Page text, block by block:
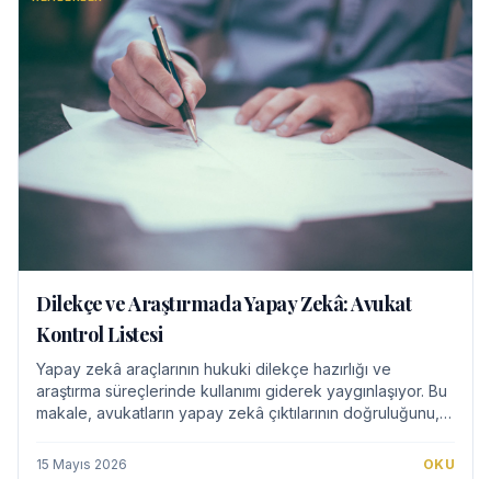
Dilekçe ve Araştırmada Yapay Zekâ: Avukat
Kontrol Listesi
Yapay zekâ araçlarının hukuki dilekçe hazırlığı ve
araştırma süreçlerinde kullanımı giderek yaygınlaşıyor. Bu
makale, avukatların yapay zekâ çıktılarının doğruluğunu,
15 Mayıs 2026 OKU